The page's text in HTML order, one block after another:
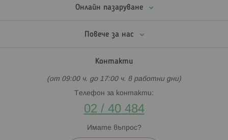
Онлайн пазаруване
Повече за нас
Контакти
(от 09:00 ч. до 17:00 ч. в работни дни)
Телефон за контакти:
02 / 40 484
Имате въпрос?